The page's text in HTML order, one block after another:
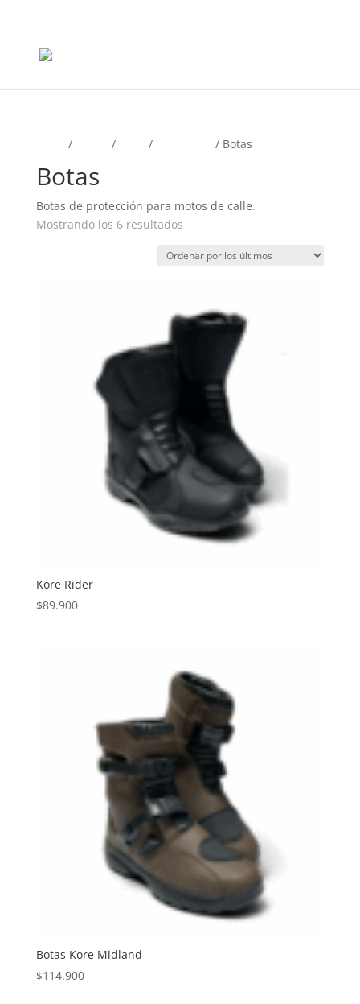
/ / / / Botas
Botas
Botas de protección para motos de calle.
Mostrando los 6 resultadosOrdenado
los
Kore Rider
$89.900
Botas Kore Midland
$114.900